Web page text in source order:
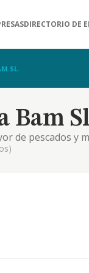
DIRECTORIO DE
SL.
Bam
de pescados y
y